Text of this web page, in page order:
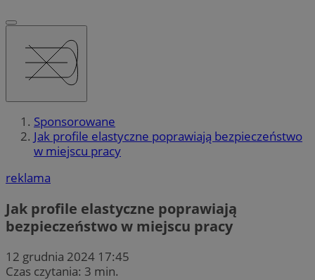
Sponsorowane
Jak profile elastyczne poprawiają bezpieczeństwo
w miejscu pracy
reklama
Jak profile elastyczne poprawiają
bezpieczeństwo w miejscu pracy
12 grudnia 2024 17:45
Czas czytania: 3 min.